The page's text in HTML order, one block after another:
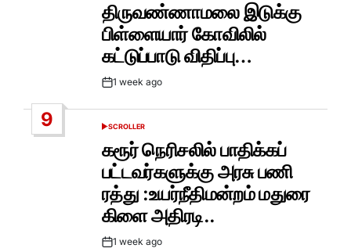
திருவண்ணாமலை இடுக்கு
பிள்ளையார் கோவிலில்
கட்டுப்பாடு விதிப்பு…
Post1 week ago
9
POSTED
SCROLLER
கரூர் நெரிசலில் பாதிக்கப்
பட்டவர்களுக்கு அரசு பணி
ரத்து :உயர்நீதிமன்றம் மதுரை
கிளை அதிரடி..
Post1 week ago